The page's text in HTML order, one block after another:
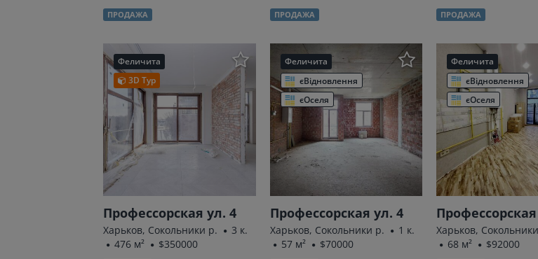
ПРОДАЖА ПРОДАЖА ПРОДАЖА
Феличита
3D Тур
Профессорская ул. 4
Харьков, Сокольники р.
3 к.
476 м²
$350000
Феличита
єВідновлення
єОселя
Профессорская ул. 4
Харьков, Сокольники р.
1 к.
57 м²
$70000
Феличита
єВідновлення
єОселя
Харьков,
68 м²
$92000